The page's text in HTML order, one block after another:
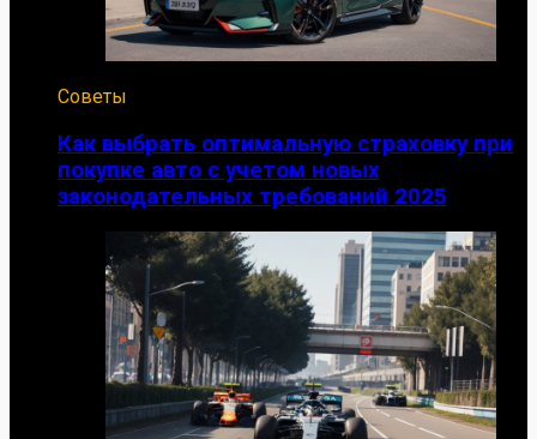
Советы
Как выбрать оптимальную страховку при
покупке авто с учетом новых
законодательных требований 2025